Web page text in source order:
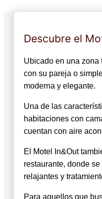
Descubre el
Ubicado en una zona
con su pareja o
moderna y elegante.
Una de las
habitaciones con
cuentan con aire
El Motel In&Out
restaurante, donde
relajantes y
Para aquellos que